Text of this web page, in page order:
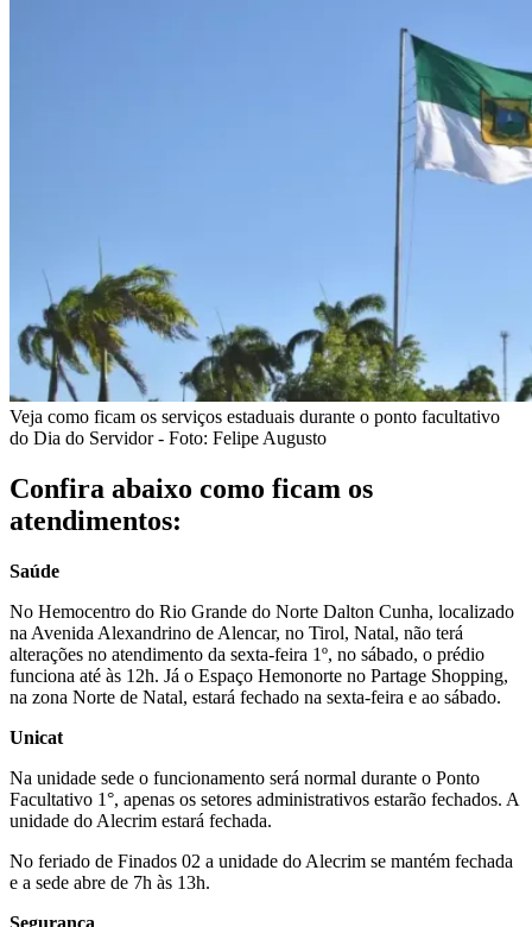
Veja como ficam os serviços estaduais durante o ponto facultativo
do Dia do Servidor - Foto: Felipe Augusto
Confira abaixo como ficam os
atendimentos:
Saúde
No Hemocentro do Rio Grande do Norte Dalton Cunha, localizado
na Avenida Alexandrino de Alencar, no Tirol, Natal, não terá
alterações no atendimento da sexta-feira 1º, no sábado, o prédio
funciona até às 12h. Já o Espaço Hemonorte no Partage Shopping,
na zona Norte de Natal, estará fechado na sexta-feira e ao sábado.
Unicat
Na unidade sede o funcionamento será normal durante o Ponto
Facultativo 1°, apenas os setores administrativos estarão fechados. A
unidade do Alecrim estará fechada.
No feriado de Finados 02 a unidade do Alecrim se mantém fechada
e a sede abre de 7h às 13h.
Segurança